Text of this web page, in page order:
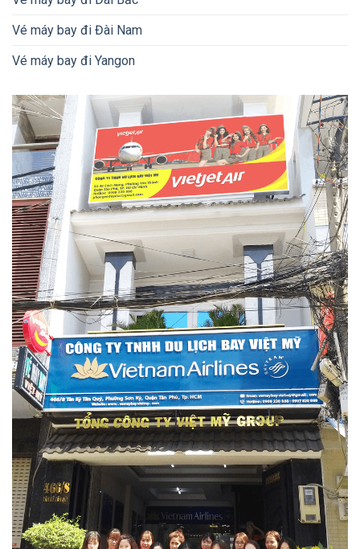
Vé máy bay đi Đài Nam
Vé máy bay đi Yangon